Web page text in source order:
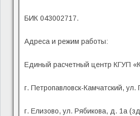
БИК 043002717.
Адреса и режим работы:
Единый расчетный центр КГУП
г. Петропавловск-Камчатский,
г. Елизово, ул. Рябикова, д. 1а